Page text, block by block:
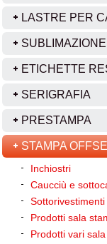
LASTRE PER
SUBLIMAZIONE
ETICHETTE
SERIGRAFIA
PRESTAMPA
STAMPA
Inchiostri
Caucciù e
Sottorivestimenti
Prodotti sala
Prodotti vari